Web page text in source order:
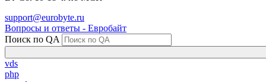
support@eurobyte.ru
Вопросы и ответы - Евробайт
Поиск по QA
vds
php